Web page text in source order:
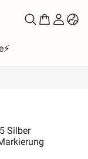
Silber